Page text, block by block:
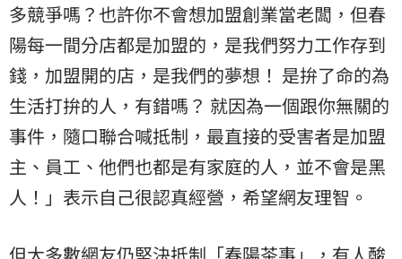
多競爭嗎？也許你不會想加盟創業當老闆，但春
陽每一間分店都是加盟的，是我們努力工作存到
錢，加盟開的店，是我們的夢想！ 是拚了命的為
生活打拚的人，有錯嗎？ 就因為一個跟你無關的
事件，隨口聯合喊抵制，最直接的受害者是加盟
主、員工、他們也都是有家庭的人，並不會是黑
人！」表示自己很認真經營，希望網友理智。